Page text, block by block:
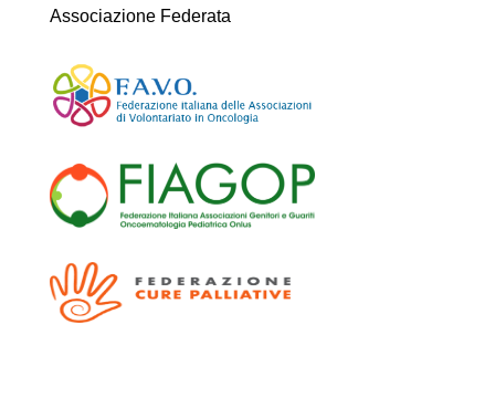
Associazione Federata